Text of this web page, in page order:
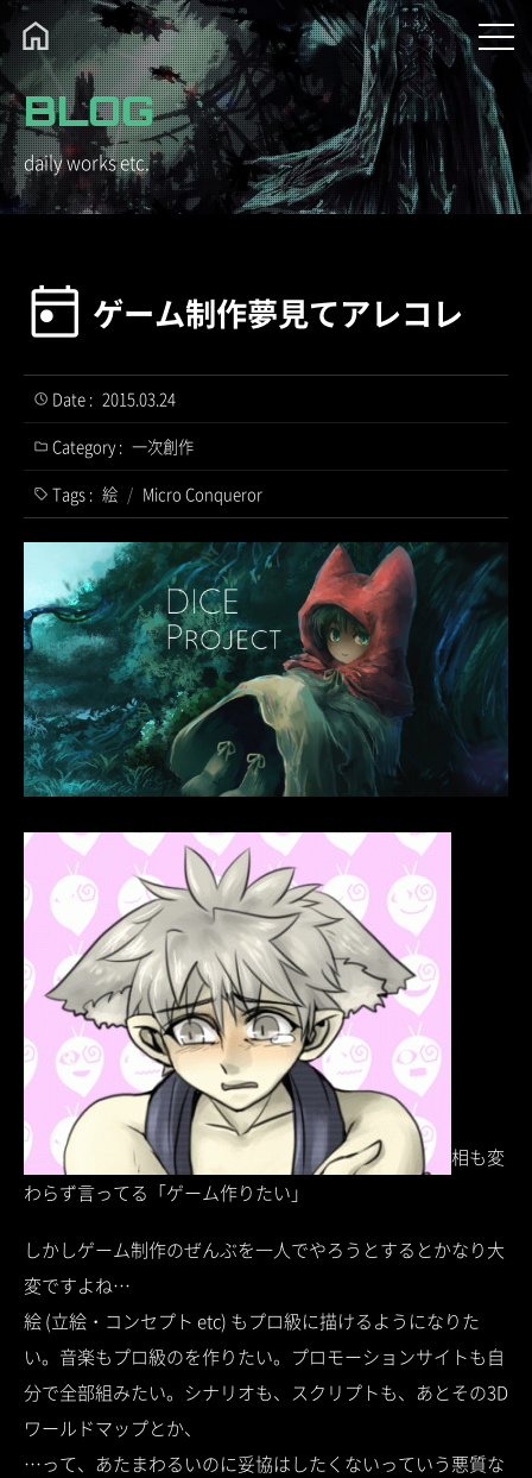
BLOG
daily works etc.
ゲーム制作夢見てアレコレ
Date : 2015.03.24
Category : 一次創作
Tags : 絵 / Micro Conqueror
相も変
わらず言ってる「ゲーム作りたい」
しかしゲーム制作のぜんぶを一人でやろうとするとかなり大
変ですよね…
絵 (立絵・コンセプト etc) もプロ級に描けるようになりた
い。音楽もプロ級のを作りたい。プロモーションサイトも自
分で全部組みたい。シナリオも、スクリプトも、あとその3D
ワールドマップとか、
…って、あたまわるいのに妥協はしたくないっていう悪質な